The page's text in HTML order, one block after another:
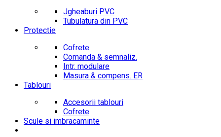
Jgheaburi PVC
Tubulatura din PVC
Protectie
Cofrete
Comanda & semnaliz.
Intr. modulare
Masura & compens. ER
Tablouri
Accesorii tablouri
Cofrete
Scule si imbracaminte